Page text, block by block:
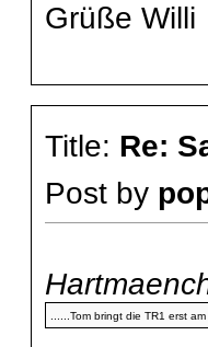
Grüße Willi
Title: Re:
Post by
......Tom bringt die TR1 erst